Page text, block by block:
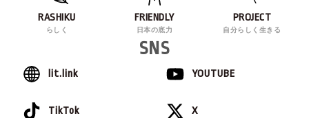
RASHIKU
らしく
FRIENDLY
日本の底力
PROJECT
自分らしく生きる
SNS
lit.link YOUTUBE
TikTok X